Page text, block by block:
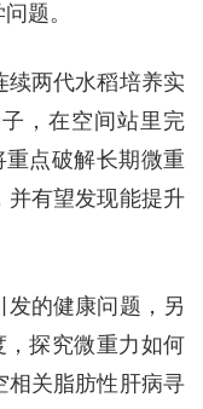
题。
续两代水稻培养实
，在空间站里完
重点破解长期微重
并有望发现能提升
的健康问题，另
，探究微重力如何
相关脂肪性肝病寻